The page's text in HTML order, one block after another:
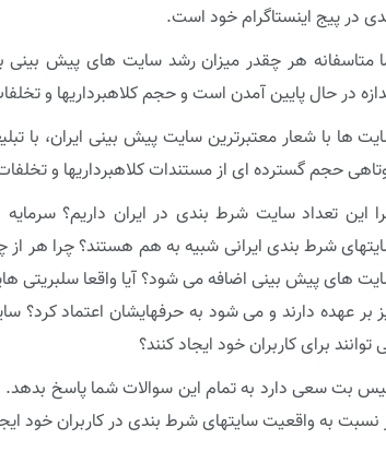
در پیج اینستاگرام خود است.
متاسفانه هر چقدر میزان رشد سایت های پیش بینی
در حال پایین آمدن است و حجم کلاهبرداریها و
ها با شعار معتبرترین سایت پیش بینی ایران، با
حجم گسترده ای از مستندات کلاهبرداریها و
این تعداد سایت شرط بندی در ایران داریم؟
شرط بندی ایرانی شبیه به هم هستند؟ چرا هر
های پیش بینی اضافه می شود؟ آیا واقعا سلبریتی
بر عهده دارند و می شود به حرفهایشان اعتماد
توانند برای کاربران خود ایجاد کنند؟
بت سعی دارد به تمام این سوالات شما پاسخ بدهد.
نسبت به واقعیت سایتهای شرط بندی در کاربران خود